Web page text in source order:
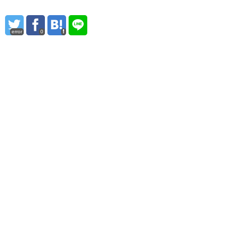
error 0